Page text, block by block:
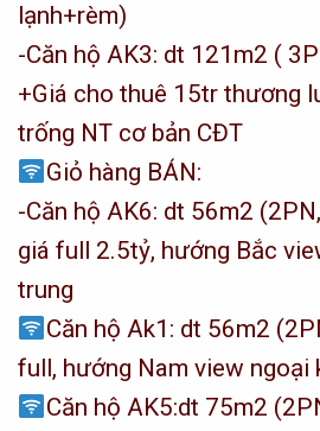
lạnh+rèm)
-Căn hộ AK3: dt 121m2 (
+Giá cho thuê 15tr thương
trống NT cơ bản CĐT
Giỏ hàng BÁN:
-Căn hộ AK6: dt 56m2
giá full 2.5tỷ, hướng Bắc
trung
Căn hộ Ak1: dt 56m2
full, hướng Nam view ngoại
Căn hộ AK5:dt 75m2